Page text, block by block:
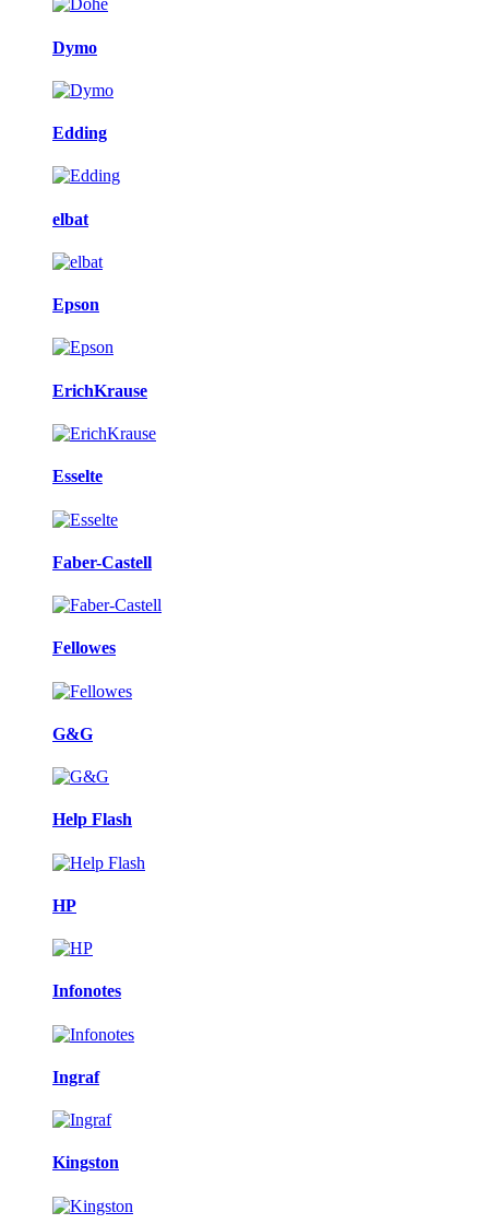
Dymo
Edding
elbat
Epson
ErichKrause
Esselte
Faber-Castell
Fellowes
G&G
Help Flash
HP
Infonotes
Ingraf
Kingston